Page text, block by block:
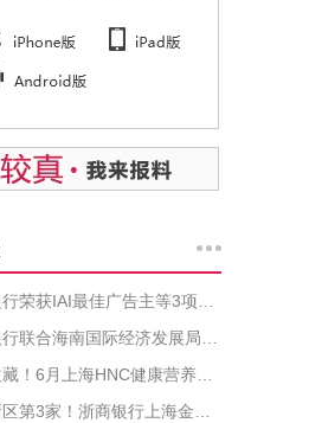
中信银行荣获IAI最佳广告主等3项大奖 品牌影响力再升级
中信银行联合海南国际经济发展局 举办“企航自贸港”战略客户高端论坛
赶快收藏！6月上海HNC健康营养展最全逛展指南已为您备好！
浦东新区第3家！浙商银行上海金桥支行正式开业